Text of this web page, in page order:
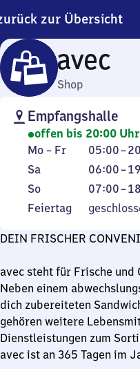
zur Übersicht
avec
Shop
Empfangshalle
offen bis 20:00 Uhr
Montag
bis
Freitag
Mo – Fr 05:00–
Von
5
Uhr
20
Uhr
Samstag
Sa 06:00–
Von
6
bis
19
Sonntag
So 07:00–
Von
7
bis
Uhr
Feiertag
Feiertag
DEIN FRISCHER
avec steht für Frische und
Neben einem
dich zubereiteten
gehören weitere
Dienstleistungen zum
avec ist an 365 Tagen im